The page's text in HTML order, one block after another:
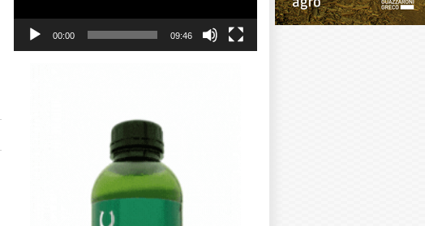
00:00 09:46